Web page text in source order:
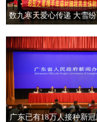
数九寒天爱心传递 大雪
广东已有18万人接种新